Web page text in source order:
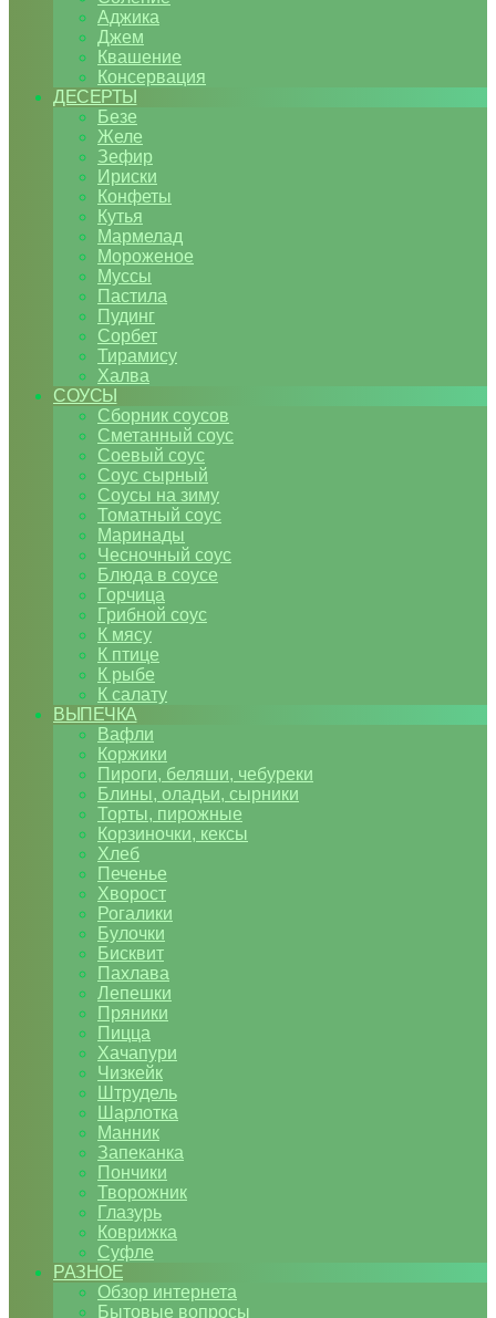
Аджика
Джем
Квашение
Консервация
ДЕСЕРТЫ
Безе
Желе
Зефир
Ириски
Конфеты
Кутья
Мармелад
Мороженое
Муссы
Пастила
Пудинг
Сорбет
Тирамису
Халва
СОУСЫ
Сборник соусов
Сметанный соус
Соевый соус
Соус сырный
Соусы на зиму
Томатный соус
Маринады
Чесночный соус
Блюда в соусе
Горчица
Грибной соус
К мясу
К птице
К рыбе
К салату
ВЫПЕЧКА
Вафли
Коржики
Пироги, беляши, чебуреки
Блины, оладьи, сырники
Торты, пирожные
Корзиночки, кексы
Хлеб
Печенье
Хворост
Рогалики
Булочки
Бисквит
Пахлава
Лепешки
Пряники
Пицца
Хачапури
Чизкейк
Штрудель
Шарлотка
Манник
Запеканка
Пончики
Творожник
Глазурь
Коврижка
Суфле
РАЗНОЕ
Обзор интернета
Бытовые вопросы